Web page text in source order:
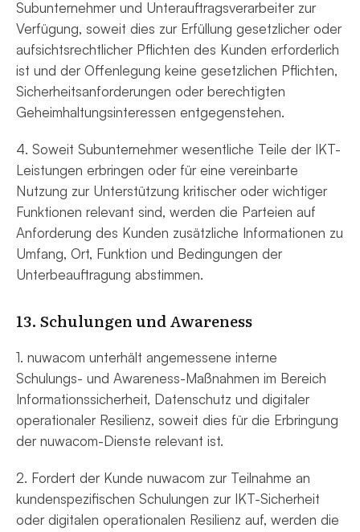
Subunternehmer und Unterauftragsverarbeiter zur
Verfügung, soweit dies zur Erfüllung gesetzlicher oder
aufsichtsrechtlicher Pflichten des Kunden erforderlich
ist und der Offenlegung keine gesetzlichen Pflichten,
Sicherheitsanforderungen oder berechtigten
Geheimhaltungsinteressen entgegenstehen.
4. Soweit Subunternehmer wesentliche Teile der IKT-
Leistungen erbringen oder für eine vereinbarte
Nutzung zur Unterstützung kritischer oder wichtiger
Funktionen relevant sind, werden die Parteien auf
Anforderung des Kunden zusätzliche Informationen zu
Umfang, Ort, Funktion und Bedingungen der
Unterbeauftragung abstimmen.
13. Schulungen und Awareness
1. nuwacom unterhält angemessene interne
Schulungs- und Awareness-Maßnahmen im Bereich
Informationssicherheit, Datenschutz und digitaler
operationaler Resilienz, soweit dies für die Erbringung
der nuwacom-Dienste relevant ist.
2. Fordert der Kunde nuwacom zur Teilnahme an
kundenspezifischen Schulungen zur IKT-Sicherheit
oder digitalen operationalen Resilienz auf, werden die